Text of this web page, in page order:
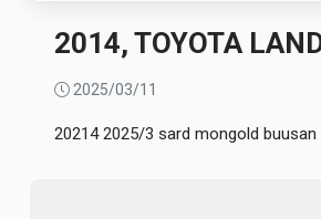
2014, TOYOTA
2025/03/11
20214 2025/3 sard mongold buusan